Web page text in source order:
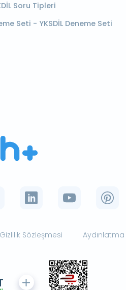
Soru Tipleri
Seti - YKSDİL Deneme Seti
Gizlilik Sözleşmesi